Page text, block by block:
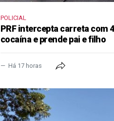
POLICIAL
PRF intercepta carreta com
cocaína e prende pai e filho
Há 17 horas